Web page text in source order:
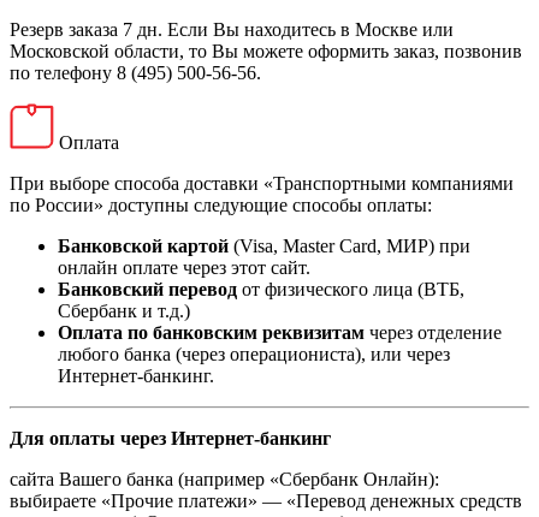
Резерв заказа 7 дн. Если Вы находитесь в Москве или
Московской области, то Вы можете оформить заказ, позвонив
по телефону 8 (495) 500-56-56.
Оплата
При выборе способа доставки «Транспортными компаниями
по России» доступны следующие способы оплаты:
Банковской картой (Visa, Master Card, МИР) при
онлайн оплате через этот сайт.
Банковский перевод от физического лица (ВТБ,
Сбербанк и т.д.)
Оплата по банковским реквизитам через отделение
любого банка (через операциониста), или через
Интернет-банкинг.
Для оплаты через Интернет-банкинг
сайта Вашего банка (например «Сбербанк Онлайн):
выбираете «Прочие платежи» — «Перевод денежных средств